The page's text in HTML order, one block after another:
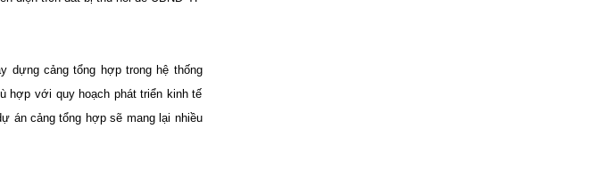
dựng cảng tổng hợp trong hệ thống
hợp với quy hoạch phát triển kinh tế
án cảng tổng hợp sẽ mang lại nhiều